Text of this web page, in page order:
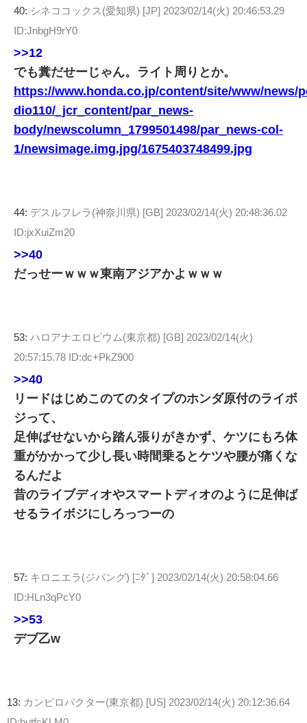
40: シネココックス(愛知県) [JP] 2023/02/14(火) 20:46:53.29
ID:JnbgH9rY0
>>12
でも糞だせーじゃん。ライト周りとか。
https://www.honda.co.jp/content/site/www/news/
dio110/_jcr_content/par_news-
body/newscolumn_1799501498/par_news-col-
1/newsimage.img.jpg/1675403748499.jpg
44: デスルフレラ(神奈川県) [GB] 2023/02/14(火) 20:48:36.02
ID:jxXuiZm20
>>40
だっせーｗｗｗ東南アジアかよｗｗｗ
53: ハロアナエロビウム(東京都) [GB] 2023/02/14(火)
20:57:15.78 ID:dc+PkZ900
>>40
リードはじめこのてのタイプのホンダ原付のライボ
ジって、
足伸ばせないから踏ん張りがきかず、ケツにもろ体
重がかかって少し長い時間乗るとケツや腰が痛くな
るんだよ
昔のライブディオやスマートディオのように足伸ば
せるライボジにしろっつーの
57: キロニエラ(ジパング) [ﾆﾀﾞ] 2023/02/14(火) 20:58:04.66
ID:HLn3qPcY0
>>53
デブ乙w
13: カンピロバクター(東京都) [US] 2023/02/14(火) 20:12:36.64